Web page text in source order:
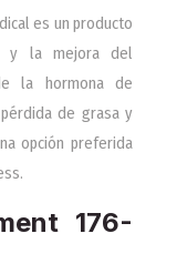
es un producto
y la mejora del
la hormona de
de grasa y
opción preferida
176-